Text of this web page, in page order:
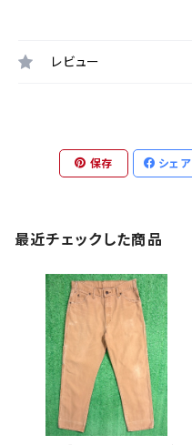
レビュー
保存 シェア
最近チェックした商品